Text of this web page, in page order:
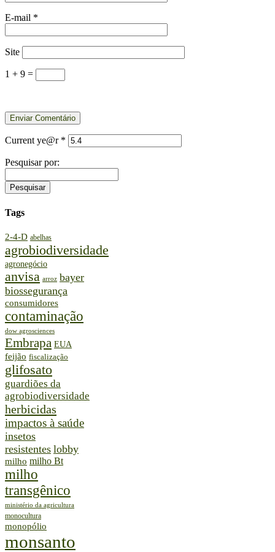
E-mail *
Site
1 + 9 =
Current ye@r *
Pesquisar por:
Tags
2-4-D abelhas
agrobiodiversidade
agronegócio
anvisa arroz bayer
biossegurança
consumidores
contaminação
dow agrosciences
Embrapa EUA
feijão fiscalização
glifosato
guardiões da
agrobiodiversidade
herbicidas
impactos à saúde
insetos
resistentes lobby
milho milho Bt
milho
transgênico
ministério da agricultura
monocultura
monopólio
monsanto